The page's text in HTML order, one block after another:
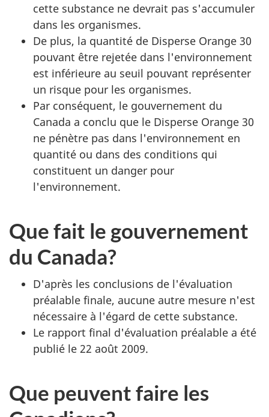
cette substance ne devrait pas s'accumuler
dans les organismes.
De plus, la quantité de Disperse Orange 30
pouvant être rejetée dans l'environnement
est inférieure au seuil pouvant représenter
un risque pour les organismes.
Par conséquent, le gouvernement du
Canada a conclu que le Disperse Orange 30
ne pénètre pas dans l'environnement en
quantité ou dans des conditions qui
constituent un danger pour
l'environnement.
Que fait le gouvernement
du Canada?
D'après les conclusions de l'évaluation
préalable finale, aucune autre mesure n'est
nécessaire à l'égard de cette substance.
Le rapport final d'évaluation préalable a été
publié le 22 août 2009.
Que peuvent faire les